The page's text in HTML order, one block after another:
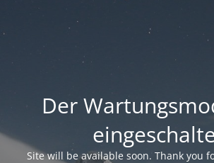
Der
Site will be available soon. Thank you